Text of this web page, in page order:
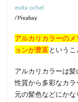
evita-ochel
/ Pixabay
アルカリカラーの
ョンが豊富というこ
アルカリカラーは
性質から多彩なカラ
元の髪色などにか